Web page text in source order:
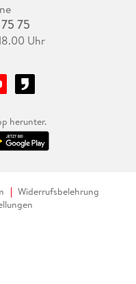
75
Uhr
herunter.
Widerrufsbelehrung